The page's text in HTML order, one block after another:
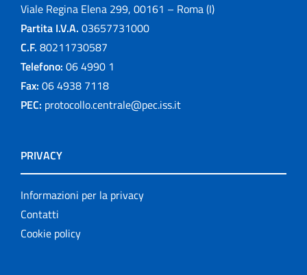
Viale Regina Elena 299, 00161 – Roma (I)
Partita I.V.A. 03657731000
C.F. 80211730587
Telefono: 06 4990 1
Fax: 06 4938 7118
PEC: protocollo.centrale@pec.iss.it
PRIVACY
Informazioni per la privacy
Contatti
Cookie policy